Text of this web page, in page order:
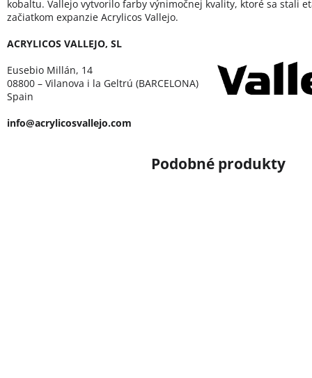
kobaltu. Vallejo vytvorilo farby výnimočnej kvality, ktoré sa stali
začiatkom expanzie Acrylicos Vallejo.
ACRYLICOS VALLEJO, SL
Eusebio Millán, 14
08800 – Vilanova i la Geltrú (BARCELONA)
Spain
info@acrylicosvallejo.com